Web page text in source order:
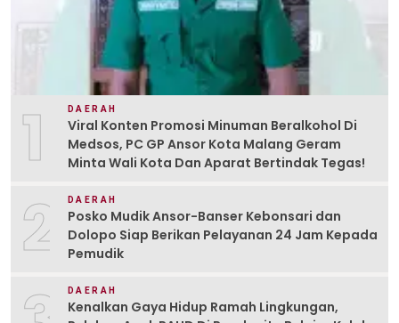
1 DAERAH
Viral Konten Promosi Minuman Beralkohol Di
Medsos, PC GP Ansor Kota Malang Geram
Minta Wali Kota Dan Aparat Bertindak Tegas!
2 DAERAH
Posko Mudik Ansor-Banser Kebonsari dan
Dolopo Siap Berikan Pelayanan 24 Jam Kepada
Pemudik
DAERAH
Kenalkan Gaya Hidup Ramah Lingkungan,